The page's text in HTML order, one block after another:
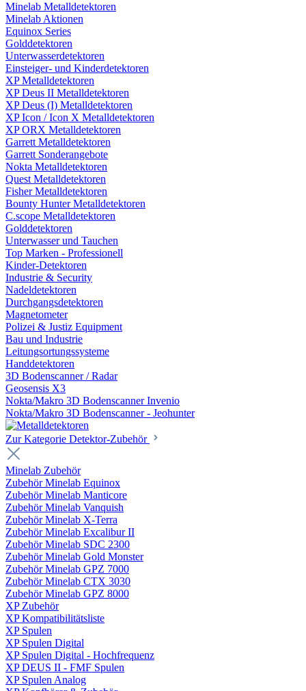
Minelab Metalldetektoren
Minelab Aktionen
Equinox Series
Golddetektoren
Unterwasserdetektoren
Einsteiger- und Kinderdetektoren
XP Metalldetektoren
XP Deus II Metalldetektoren
XP Deus (I) Metalldetektoren
XP Icon / Icon X Metalldetektoren
XP ORX Metalldetektoren
Garrett Metalldetektoren
Garrett Sonderangebote
Nokta Metalldetektoren
Quest Metalldetektoren
Fisher Metalldetektoren
Bounty Hunter Metalldetektoren
C.scope Metalldetektoren
Golddetektoren
Unterwasser und Tauchen
Top Marken - Professionell
Kinder-Detektoren
Industrie & Security
Nadeldetektoren
Durchgangsdetektoren
Magnetometer
Polizei & Justiz Equipment
Bau und Industrie
Leitungsortungssysteme
Handdetektoren
3D Bodenscanner / Radar
Geosensis X3
Nokta/Makro 3D Bodenscanner Invenio
Nokta/Makro 3D Bodenscanner - Jeohunter
Zur Kategorie Detektor-Zubehör
Minelab Zubehör
Zubehör Minelab Equinox
Zubehör Minelab Manticore
Zubehör Minelab Vanquish
Zubehör Minelab X-Terra
Zubehör Minelab Excalibur II
Zubehör Minelab SDC 2300
Zubehör Minelab Gold Monster
Zubehör Minelab GPZ 7000
Zubehör Minelab CTX 3030
Zubehör Minelab GPZ 8000
XP Zubehör
XP Kompatibilitätsliste
XP Spulen
XP Spulen Digital
XP Spulen Digital - Hochfrequenz
XP DEUS II - FMF Spulen
XP Spulen Analog